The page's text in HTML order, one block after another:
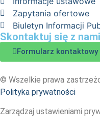
Zapytania ofertowe
Biuletyn Informacji
Skontaktuj się z nami
Formularz kontaktowy
© Wszelkie prawa
Polityka prywatności
Zarządzaj ustawieniami